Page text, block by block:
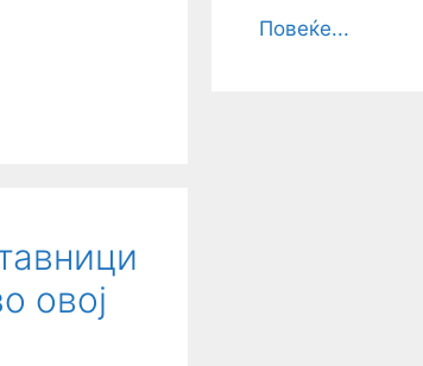
овој
Повеќе...